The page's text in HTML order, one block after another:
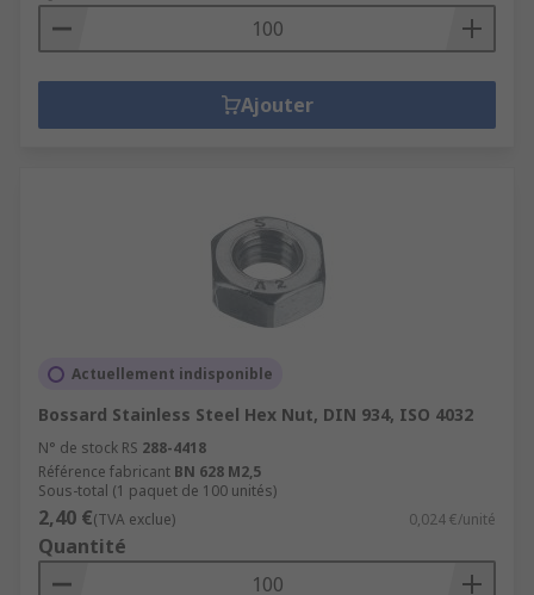
Ajouter
Actuellement indisponible
Bossard Stainless Steel Hex Nut, DIN 934, ISO 4032
N° de stock RS 288-4418
Référence fabricant BN 628 M2,5
Sous-total (1 paquet de 100 unités)
2,40 €(TVA exclue) 0,024 €/unité
Quantité